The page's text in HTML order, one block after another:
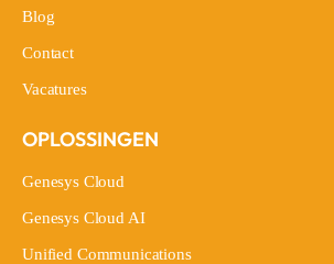
Blog
Contact
Vacatures
OPLOSSINGEN
Genesys Cloud
Genesys Cloud AI
Unified Communications